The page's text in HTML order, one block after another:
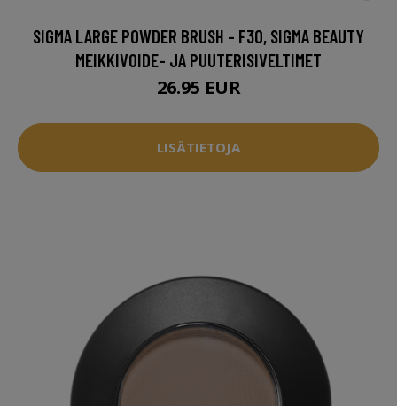
SIGMA LARGE POWDER BRUSH - F30, SIGMA BEAUTY
MEIKKIVOIDE- JA PUUTERISIVELTIMET
26.95 EUR
LISÄTIETOJA